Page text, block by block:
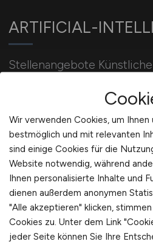
ARTIFICIAL-
Stellenangebote
Jobbörse. KI Jobsuche.
Für Arbeitgeber
Stellenanzeigen schalten
Mediadaten & Konditionen
Arbeitgeber Seite
Wir verwenden Cookies, um Ihnen
bestmöglich und mit relevanten
sind einige Cookies für die
Website notwendig, während
Ihnen personalisierte Inhalte und
dienen außerdem anonymen
"Alle akzeptieren" klicken,
Cookies zu. Unter dem Link
jeder Seite können Sie Ihre